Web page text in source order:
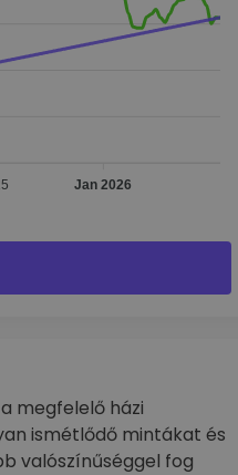
Jan 2026
megfelelő házi
ismétlődő mintákat és
valószínűséggel fog